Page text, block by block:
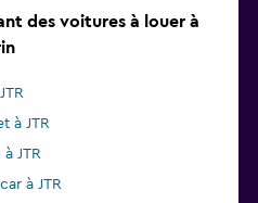
des voitures à louer à
à JTR
JTR
à JTR